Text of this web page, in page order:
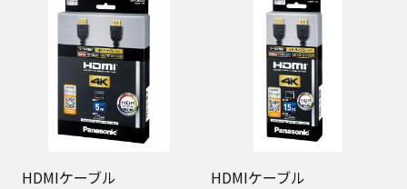
HDMIケーブル
HDMIケーブル